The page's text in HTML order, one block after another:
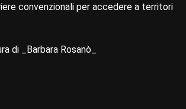
convenzionali per accedere a territori
di _Barbara Rosanò_